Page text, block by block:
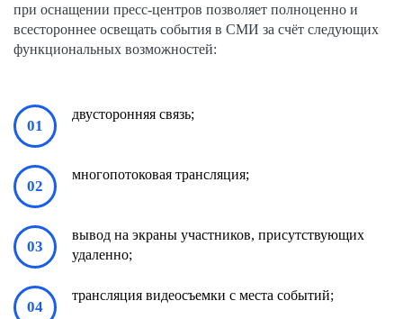
при оснащении пресс-центров позволяет полноценно и
всестороннее освещать события в СМИ за счёт следующих
функциональных возможностей:
двусторонняя связь;
многопотоковая трансляция;
вывод на экраны участников, присутствующих
удаленно;
трансляция видеосъемки с места событий;